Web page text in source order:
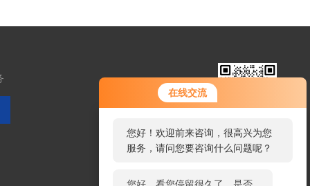
在线交流
您好！欢迎前来咨询，很高兴为您
服务，请问您要咨询什么问题呢？
您好，看您停留很久了，是否找到
了需求产品，您可以直接在线与我
扫码加微信